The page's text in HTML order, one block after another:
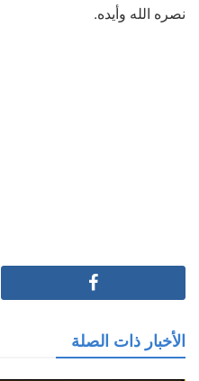
نصره الله وأيده.
الأخبار ذات الصلة